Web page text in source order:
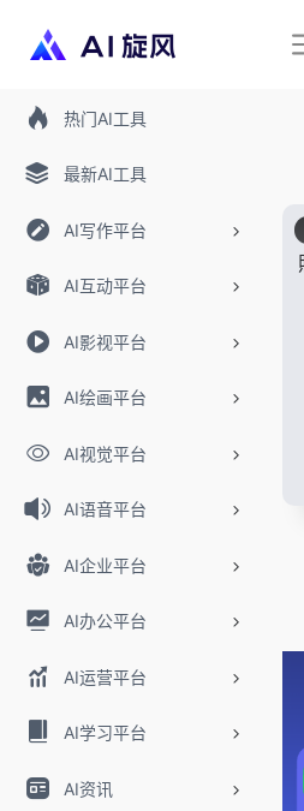
热门AI工具
最新AI工具
AI写作平台
AI互动平台
AI影视平台
AI绘画平台
AI视觉平台
AI语音平台
AI企业平台
AI办公平台
AI运营平台
AI学习平台
AI资讯